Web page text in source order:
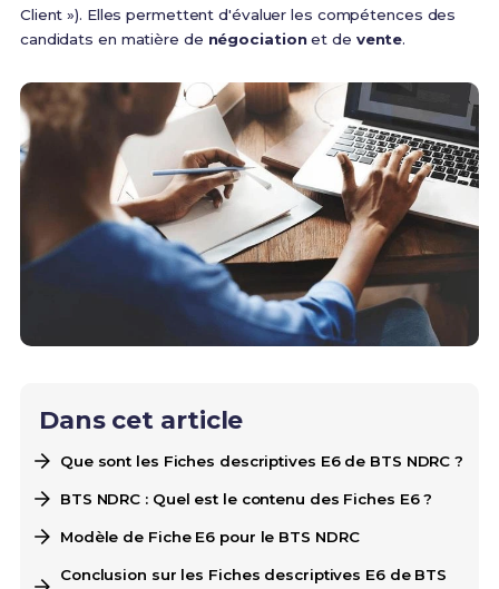
Client »). Elles permettent d'évaluer les compétences des
candidats en matière de négociationet de vente.
Dans cet article
Que sont les Fiches descriptives E6 de BTS NDRC ?
BTS NDRC : Quel est le contenu des Fiches E6 ?
Modèle de Fiche E6 pour le BTS NDRC
Conclusion sur les Fiches descriptives E6 de BTS